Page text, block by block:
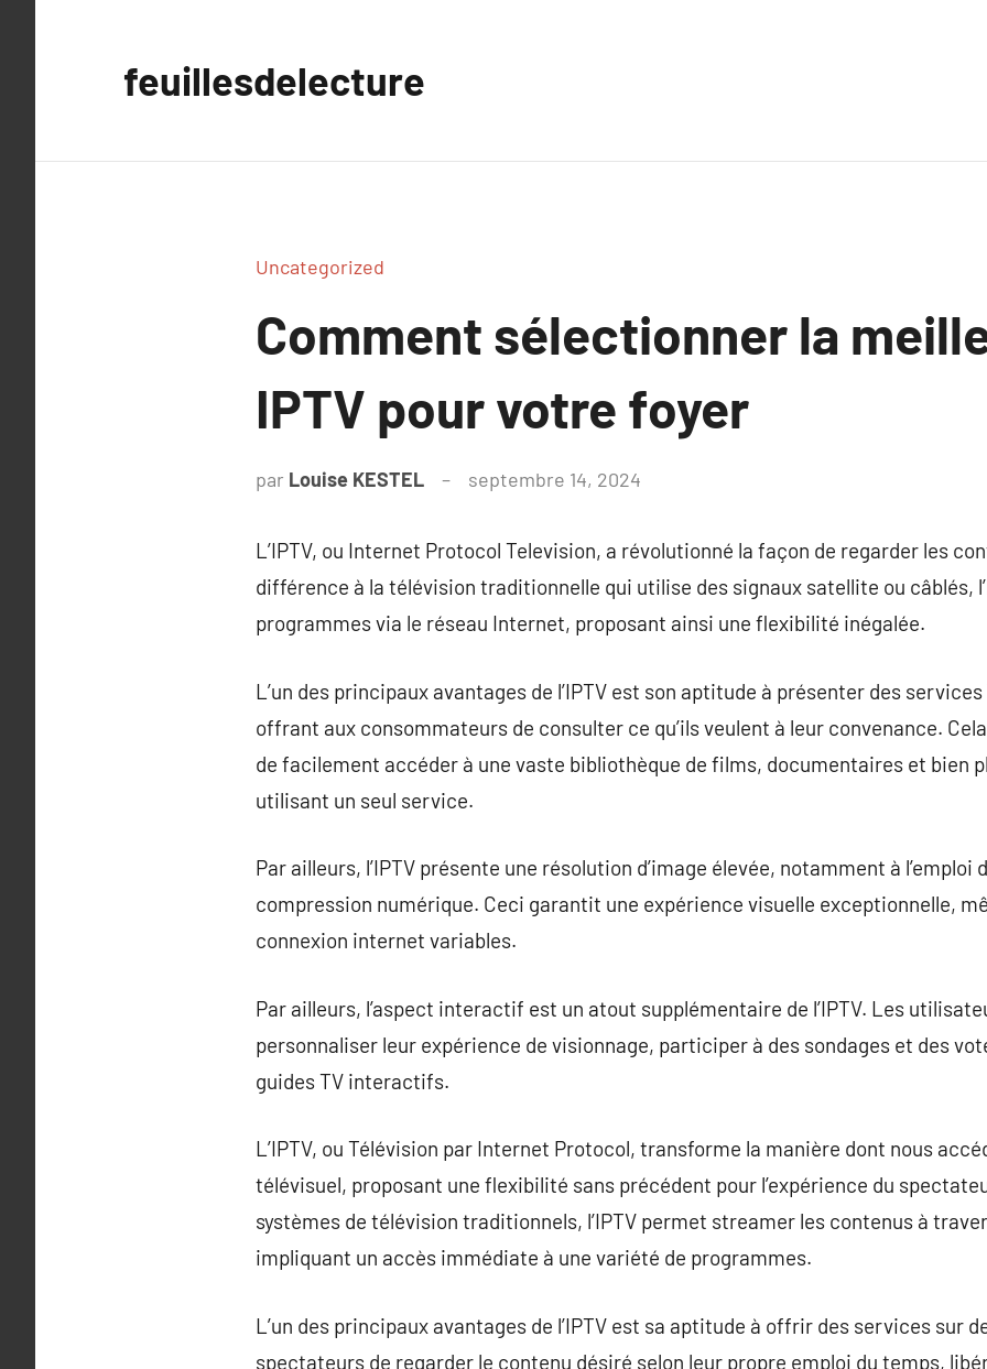
feuillesdelecture
Uncategorized
Comment sélectionner la
IPTV pour votre foyer
par Louise KESTEL septembre 14, 2024
L’IPTV, ou Internet Protocol Television, a révolutionné la façon de regarder les
différence à la télévision traditionnelle qui utilise des signaux satellite ou câblés,
programmes via le réseau Internet, proposant ainsi une flexibilité inégalée.
L’un des principaux avantages de l’IPTV est son aptitude à présenter des services
offrant aux consommateurs de consulter ce qu’ils veulent à leur convenance.
de facilement accéder à une vaste bibliothèque de films, documentaires et bien
utilisant un seul service.
Par ailleurs, l’IPTV présente une résolution d’image élevée, notamment à l’emploi
compression numérique. Ceci garantit une expérience visuelle exceptionnelle,
connexion internet variables.
Par ailleurs, l’aspect interactif est un atout supplémentaire de l’IPTV. Les
personnaliser leur expérience de visionnage, participer à des sondages et des
guides TV interactifs.
L’IPTV, ou Télévision par Internet Protocol, transforme la manière dont nous
télévisuel, proposant une flexibilité sans précédent pour l’expérience du
systèmes de télévision traditionnels, l’IPTV permet streamer les contenus à
impliquant un accès immédiate à une variété de programmes.
L’un des principaux avantages de l’IPTV est sa aptitude à offrir des services sur
spectateurs de regarder le contenu désiré selon leur propre emploi du temps,